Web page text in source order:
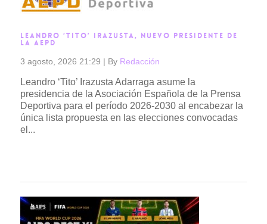
LEANDRO ‘TITO’ IRAZUSTA, NUEVO PRESIDENTE DE
LA AEPD
3 agosto, 2026 21:29 | By Redacción
Leandro ‘Tito’ Irazusta Adarraga asume la
presidencia de la Asociación Española de la Prensa
Deportiva para el período 2026-2030 al encabezar la
única lista propuesta en las elecciones convocadas
el...